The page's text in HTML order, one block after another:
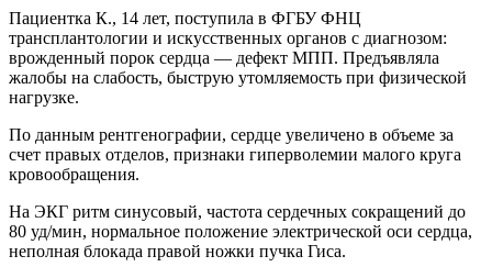
Пациентка К., 14 лет, поступила в ФГБУ ФНЦ
трансплантологии и искусственных органов с диагнозом:
врожденный порок сердца — дефект МПП. Предъявляла
жалобы на слабость, быструю утомляемость при физической
нагрузке.
По данным рентгенографии, сердце увеличено в объеме за
счет правых отделов, признаки гиперволемии малого круга
кровообращения.
На ЭКГ ритм синусовый, частота сердечных сокращений до
80 уд/мин, нормальное положение электрической оси сердца,
неполная блокада правой ножки пучка Гиса.